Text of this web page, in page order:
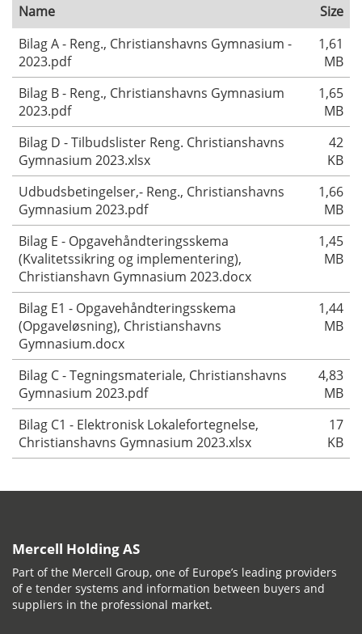
Name
Size
Bilag A - Reng., Christianshavns Gymnasium -
2023.pdf
1,61
MB
Bilag B - Reng., Christianshavns Gymnasium
2023.pdf
1,65
MB
Bilag D - Tilbudslister Reng. Christianshavns
Gymnasium 2023.xlsx
42
KB
Udbudsbetingelser,- Reng., Christianshavns
Gymnasium 2023.pdf
1,66
MB
Bilag E - Opgavehåndteringsskema
(Kvalitetssikring og implementering),
Christianshavn Gymnasium 2023.docx
1,45
MB
Bilag E1 - Opgavehåndteringsskema
(Opgaveløsning), Christianshavns
Gymnasium.docx
1,44
MB
Bilag C - Tegningsmateriale, Christianshavns
Gymnasium 2023.pdf
4,83
MB
Bilag C1 - Elektronisk Lokalefortegnelse,
Christianshavns Gymnasium 2023.xlsx
17
KB
Mercell Holding AS
Part of the Mercell Group, one of Europe’s leading providers
of e tender systems and information between buyers and
suppliers in the professional market.